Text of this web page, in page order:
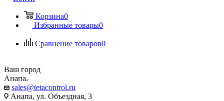
Корзина0
Избранные товары0
Сравнение товаров0
Ваш город
Анапа
sales@tetacontrol.ru
Анапа, ул. Объездная, 3